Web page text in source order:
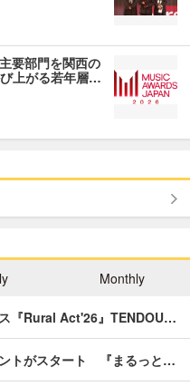
要部門を関西の
上がる若年層…
Monthly
『Rural Act'26』TENDOU…
トがスタート 『まるっと…